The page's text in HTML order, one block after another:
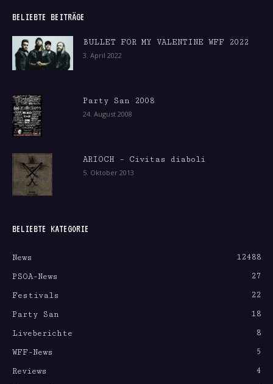
BELIEBTE BEITRÄGE
BULLET FOR MY VALENTINE WFF 2022
3. April 2022
Party San 2008
24. August 2008
ARIOCH – Civitas diaboli
5. Oktober 2013
BELIEBTE KATEGORIE
News
12488
PSOA-News
27
Festivals
22
Party San
18
Liveberichte
8
WFF-News
5
Reviews
4